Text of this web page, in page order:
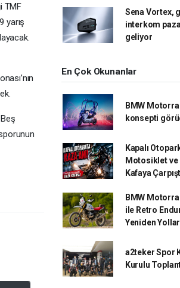
TMF
yarış
Sena Vortex,
interkom
geliyor
En Çok Okunanlar
BMW
konsepti
Kapalı
Motosiklet ve
Kafaya
BMW
ile Retro
Yeniden
a2teker Spor
Kurulu